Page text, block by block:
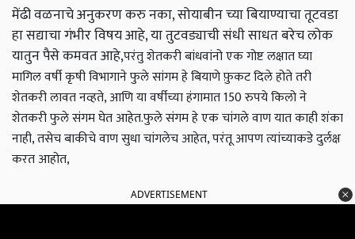
मेंढी वळनाचे अनुकरण करु नका, सोयाबीन च्या बियाण्याचा तूटवडा
हा सद्याचा गंभीर विषय आहे, या तुटवड्याची संधी साधत बरेच लोक
यातुन पैसे कमवत आहे,परंतु शेतकरी बांधवांनो एक गोष्ट लक्षात घ्या
मागिल वर्षी कृषी विभागाने फुले सांगम हे बियाणे फ़ुकट दिले होते तरी
शेतकरी लावत नव्हते, आणि या वर्षीच्या हंगामात 150 रुपये किलो ने
शेतकरी फुले संगम घेत आहेत.फुले संगम हे एक चांगले वाण यात काही शंका
नाही, तसेच बाकीचे वाण सुधा चांगलेच आहेत, परंतू आपण त्यांच्याकडे दुर्लक्ष
करत आहोत,
ADVERTISEMENT